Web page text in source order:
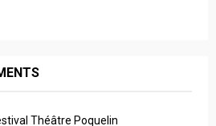
Théâtre Poquelin